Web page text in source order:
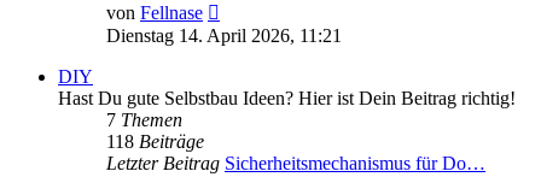
von Fellnase
Beitrag
Dienstag 14. April 2026, 11:21
DIY
Hast Du gute Selbstbau Ideen? Hier ist Dein Beitrag richtig!
7 Themen
118 Beiträge
Letzter Beitrag Sicherheitsmechanismus für Do…